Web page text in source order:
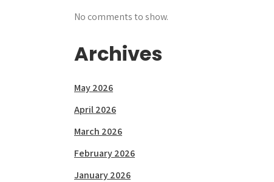
No comments to show.
Archives
May 2026
April 2026
March 2026
February 2026
January 2026